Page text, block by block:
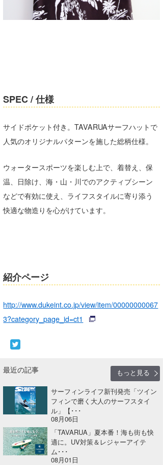
SPEC / 仕様
サイドポケット付き。TAVARUAサーフハットで
人気のオリジナルパターンを施した総柄仕様。
ウォータースポーツを楽しむ上で、着替え、保
温、日除け、海・山・川でのアクティブシーン
などで有効に使え、ライフスタイルに寄り添う
快適な物造りを心がけています。
紹介ページ
http://www.dukeint.co.jp/view/item/00000000067
3?category_page_id=ct1
最近の記事
もっと見る
サーフィンライフ新刊発売「ツイン
フィンで磨く大人のサーフスタイ
ル」【･･･
08月06日
「TAVARUA」夏本番！海も街も快
適に。UV対策＆レジャーアイテ
ム･･･
08月01日